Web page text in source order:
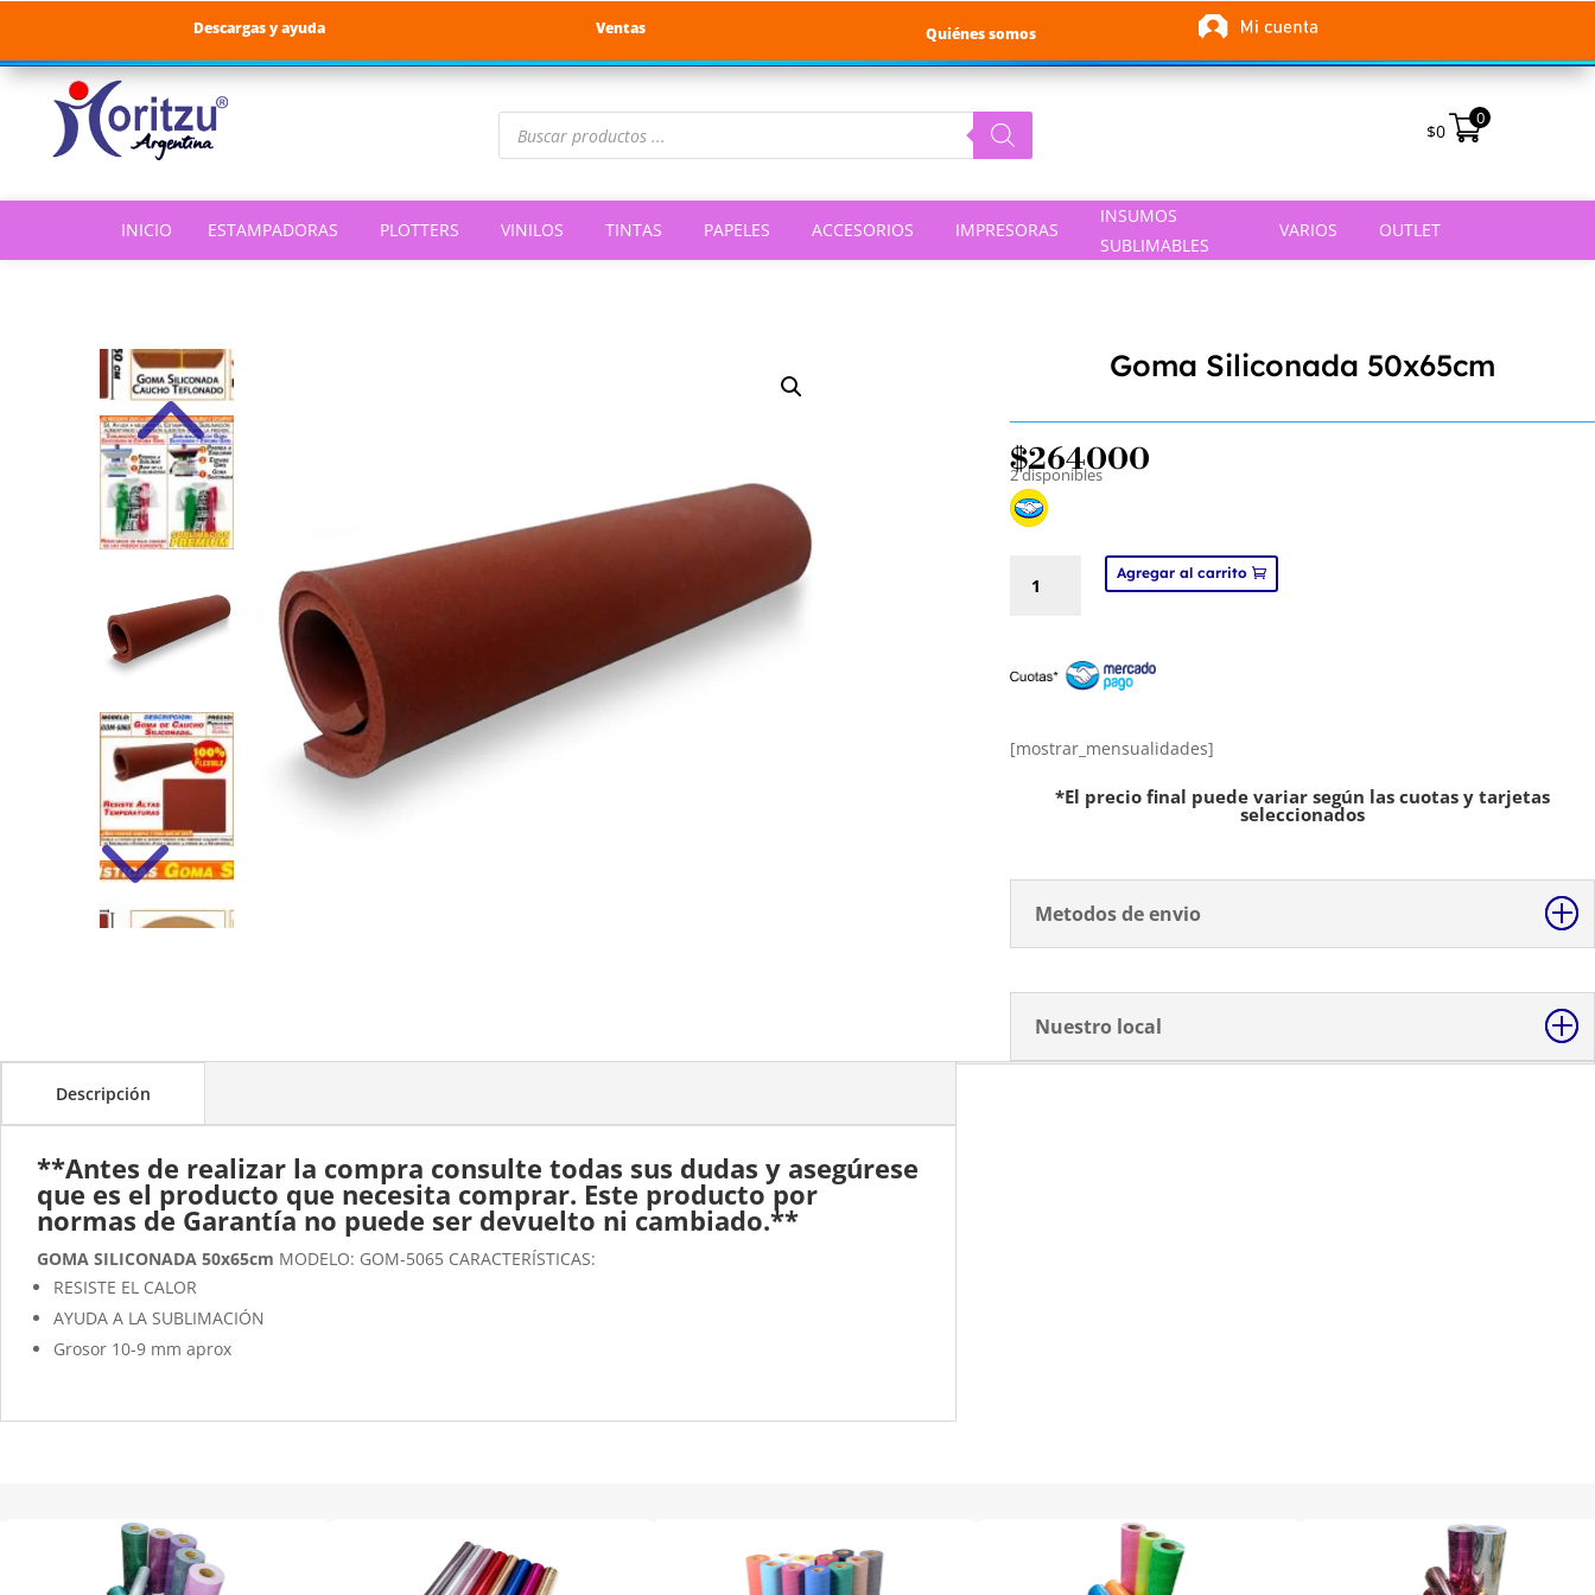
Descargas y ayuda Ventas Quiénes somos
Búsqueda
productos
$0
0
INICIO ESTAMPADORAS PLOTTERS VINILOS TINTAS PAPELES ACCESORIOS IMPRESORAS
INSUMOS
SUBLIMABLES
VARIOS OUTLET
Goma Siliconada 50x65cm
$264000
2 disponibles
Siliconada
Agregar al carrito
[mostrar_mensualidades]
*El precio final puede variar según las cuotas y tarjetas
seleccionados
Metodos de envio
Nuestro local
Descripción
**Antes de realizar la compra consulte todas sus dudas y asegúrese
que es el producto que necesita comprar. Este producto por
normas de Garantía no puede ser devuelto ni cambiado.**
GOMA SILICONADA 50x65cm MODELO: GOM-5065 CARACTERÍSTICAS:
RESISTE EL CALOR
AYUDA A LA SUBLIMACIÓN
Grosor 10-9 mm aprox